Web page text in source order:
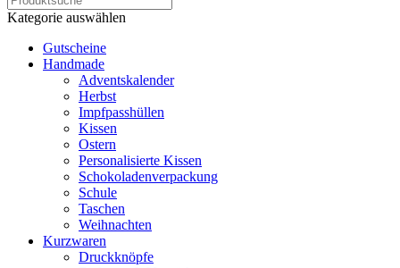
Kategorie auswählen
Gutscheine
Handmade
Adventskalender
Herbst
Impfpasshüllen
Kissen
Ostern
Personalisierte Kissen
Schokoladenverpackung
Schule
Taschen
Weihnachten
Kurzwaren
Druckknöpfe